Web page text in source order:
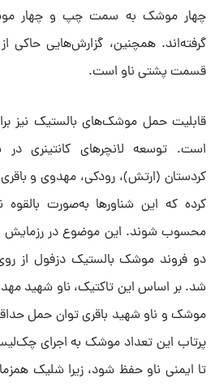
چهار موشک به سمت چپ و چهار
گرفته‌اند. همچنین، گزارش‌هایی حاکی
قسمت پشتی ناو است.
قابلیت حمل موشک‌های بالستیک نیز
است. توسعه لانچرهای کانتینری در
کردستان (ارتش)، رودکی، مهدوی و باقری
کرده که این شناورها به‌صورت
دو فروند موشک بالستیک دزفول از
پرتاب این تعداد موشک به اجرای
تا ایمنی ناو حفظ شود، زیرا شلیک